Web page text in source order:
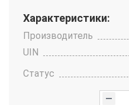
Характеристики:
Производитель
UIN
Статус